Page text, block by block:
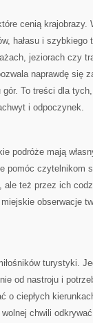
cenią krajobrazy.
hałasu i szybkiego
jeziorach czy
naprawdę się
To treści dla
i odpoczynek.
podróże mają
pomóc czytelnikom
ale też przez ich
obserwacje
turystyki.
od nastroju i
o ciepłych
chwili